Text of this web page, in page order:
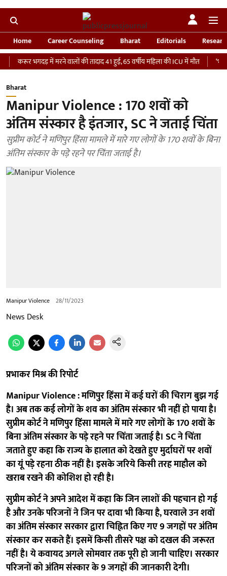
Home Career Counseling Bharat Editorials
भगदड़ में मरने वालों की तादाद 41 हुई, 65 वर्षीय महिला की ICU में मौत
‘भारतीय
Bharat
Manipur Violence : 170 शवों को
अंतिम संस्कार है इंतजार, SC ने जताई चिंता
सुप्रीम कोर्ट ने मणिपुर हिंसा मामले में मारे गए लोगों के 170 शवों के बिना
अंतिम संस्कार के पड़े रहने पर चिंता जताई है।
Manipur Violence 28/11/2023
News Desk
प्रभाकर मिश्र की रिपोर्ट
Manipur Violence : मणिपुर हिंसा में कई घरों की चिराग बुझ गई
है। अब तक कई लोगों के शव का अंतिम संस्कार भी नहीं हो पाया है।
सुप्रीम कोर्ट ने मणिपुर हिंसा मामले में मारे गए लोगों के 170 शवों के
बिना अंतिम संस्कार के पड़े रहने पर चिंता जताई है। SC ने चिंता
जताते हुए कहा कि राज्य के हालात को देखते हुए मुर्दाघरों पर शवों
का यूं पड़े रहना ठीक नहीं है। इसके जरिये किसी तरह माहौल को
खराब रखने की कोशिश हो रही है।
सुप्रीम कोर्ट ने अपने आदेश में कहा कि जिन लाशों की पहचान हो गई
है और उनके परिजनों ने जिन पर दावा भी किया है, घरवाले उन शवों
का अंतिम संस्कार सरकार द्वारा चिह्नित किए गए 9 जगहों पर अंतिम
संस्कार कर सकते हैं। इसमें किसी तीसरे पक्ष को दखल की जरूरत
नहीं है। ये कवायद अगले सोमवार तक पूरी हो जानी चाहिए। सरकार
परिजनों को अंतिम संस्कार के 9 जगहों की जानकारी देगी।